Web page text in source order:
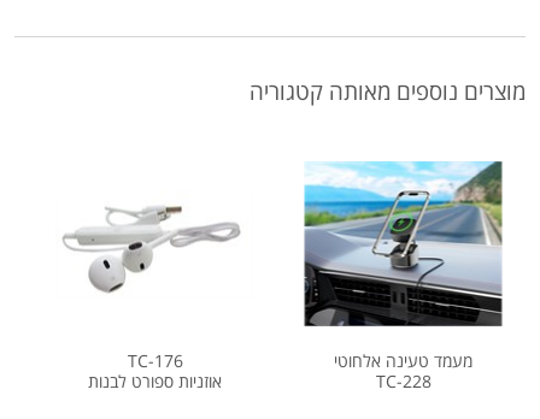
מוצרים נוספים מאותה קטגוריה
מעמד טעינה אלחוטי
TC-228
TC-176
אוזניות ספורט לבנות